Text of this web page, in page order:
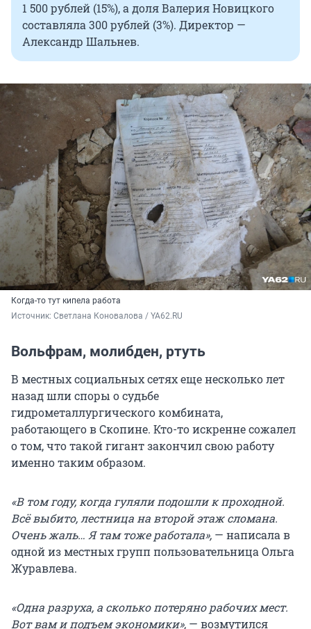
1 500 рублей (15%), а доля Валерия Новицкого
составляла 300 рублей (3%). Директор —
Александр Шальнев.
Когда-то тут кипела работа
Источник: Светлана Коновалова / YA62.RU
Вольфрам, молибден, ртуть
В местных социальных сетях еще несколько лет
назад шли споры о судьбе
гидрометаллургического комбината,
работающего в Скопине. Кто-то искренне сожалел
о том, что такой гигант закончил свою работу
именно таким образом.
«В том году, когда гуляли подошли к проходной.
Всё выбито, лестница на второй этаж сломана.
Очень жаль… Я там тоже работала», — написала в
одной из местных групп пользовательница Ольга
Журавлева.
«Одна разруха, а сколько потеряно рабочих мест.
Вот вам и подъем экономики», — возмутился